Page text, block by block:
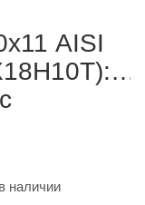
AISI
наличии